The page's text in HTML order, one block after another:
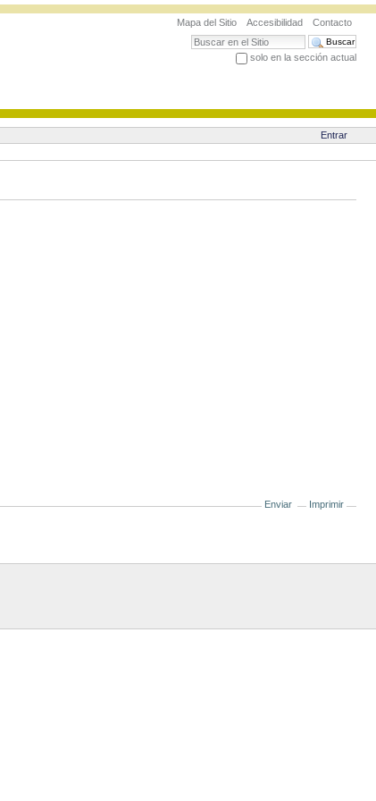
Mapa del Sitio Accesibilidad
Contacto
Buscar
solo en la sección actual
Entrar
Enviar Imprimir